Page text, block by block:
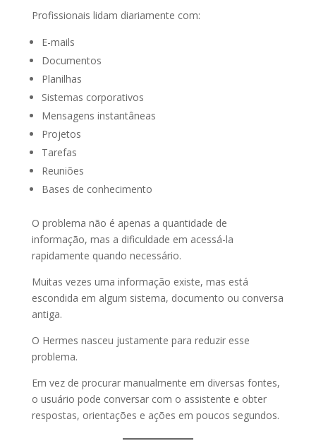
Profissionais lidam diariamente com:
E-mails
Documentos
Planilhas
Sistemas corporativos
Mensagens instantâneas
Projetos
Tarefas
Reuniões
Bases de conhecimento
O problema não é apenas a quantidade de
informação, mas a dificuldade em acessá-la
rapidamente quando necessário.
Muitas vezes uma informação existe, mas está
escondida em algum sistema, documento ou conversa
antiga.
O Hermes nasceu justamente para reduzir esse
problema.
Em vez de procurar manualmente em diversas fontes,
o usuário pode conversar com o assistente e obter
respostas, orientações e ações em poucos segundos.